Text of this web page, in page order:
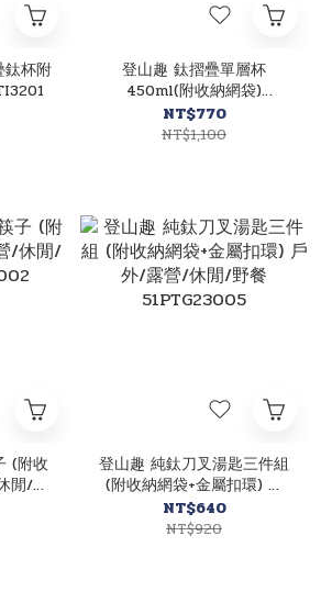
杯附
登山趣 鈦摺疊單層杯
450ml(附收納網袋)
Titanium/收納/好攜帶/登
山/健行 52PTG11039
NT$770
NT$1,100
閒/野
登山趣 純鈦刀叉湯匙三件組
(附收納網袋+金屬扣環) 戶
外/露營/休閒/野餐
51PTG23005
NT$640
NT$920